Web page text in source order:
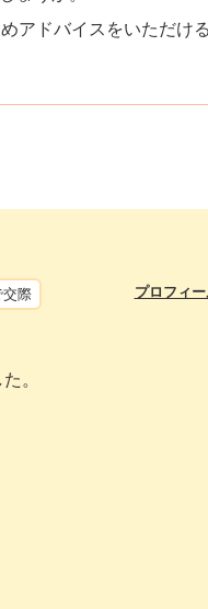
アドバイスをいただけ
交際 プロフィ
。